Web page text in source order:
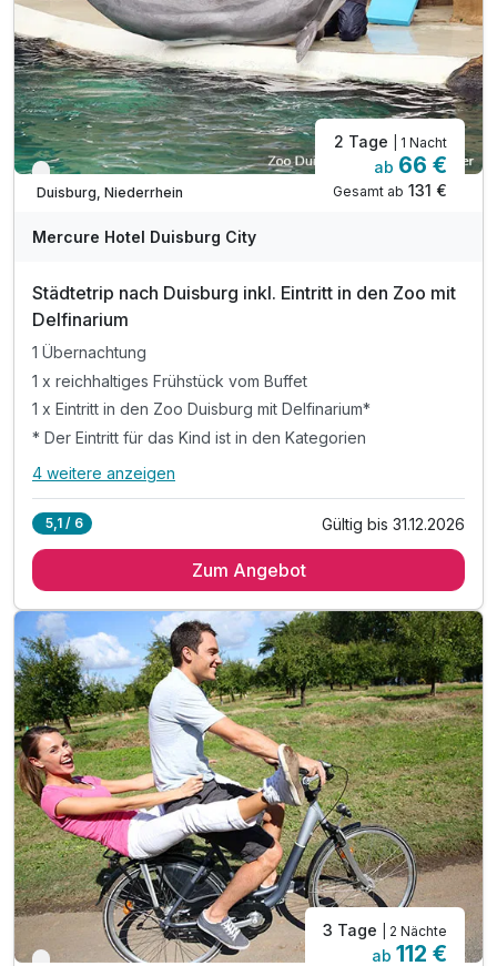
inkl. WLAN
inkl. Parkplatz
Verfügbar bis Dezember
Duisburg, Niederrhein
2 Tage | 1 Nacht
ab 66 €
Gesamt ab 131 €
Mercure Hotel Duisburg City
Städtetrip nach Duisburg inkl. Eintritt in den Zoo mit
Delfinarium
1 Übernachtung
1 x reichhaltiges Frühstück vom Buffet
1 x Eintritt in den Zoo Duisburg mit Delfinarium*
* Der Eintritt für das Kind ist in den Kategorien
Alle Inklusivleistungen
1 x reichhaltiges Frühstück vom Buffet
* Der Eintritt für das Kind ist in den Kategorien
Dreibett- und Familienzimmer bereits inklusive!
* Die Zootickets erhalten Sie im Hotel
inkl. Nutzung des Wellnessbereich mit Pool & Sauna
inkl. WLAN
4 weitere anzeigen
5,1 / 6 Gültig bis 31.12.2026
Zum Angebot
3 Tage | 2 Nächte
ab 112 €